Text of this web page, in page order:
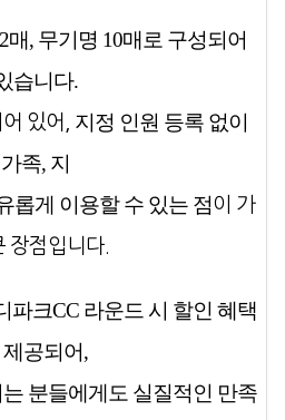
매, 무기명 10매 로 구성되어
습니다.
있어, 지정 인원 등록 없이
가족, 지
롭게 이용할 수 있는 점이 가
장점입니다.
파크CC 라운드 시 할인 혜택
제공되어,
분들에게도 실질적인 만족